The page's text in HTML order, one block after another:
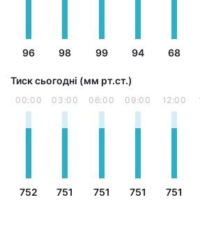
96 98 99 94 68
Тиск сьогодні (мм рт.ст.)
00:00
752
03:00
751
06:00
751
09:00
751
12:00
751